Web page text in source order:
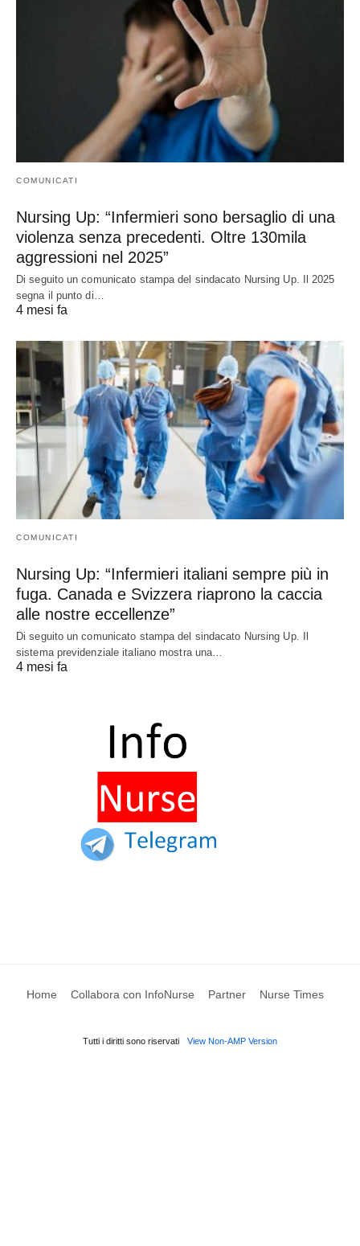
COMUNICATI
Nursing Up: “Infermieri sono bersaglio di una
violenza senza precedenti. Oltre 130mila
aggressioni nel 2025”
Di seguito un comunicato stampa del sindacato Nursing Up. Il 2025
segna il punto di…
4 mesi fa
COMUNICATI
Nursing Up: “Infermieri italiani sempre più in
fuga. Canada e Svizzera riaprono la caccia
alle nostre eccellenze”
Di seguito un comunicato stampa del sindacato Nursing Up. Il
sistema previdenziale italiano mostra una…
4 mesi fa
Home Collabora con InfoNurse Partner Nurse Times
Tutti i diritti sono riservati View Non-AMP Version